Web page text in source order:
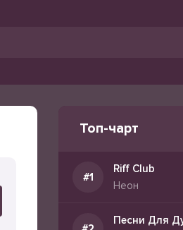
Топ-чарт
Riff Club
Неон
Песни Для